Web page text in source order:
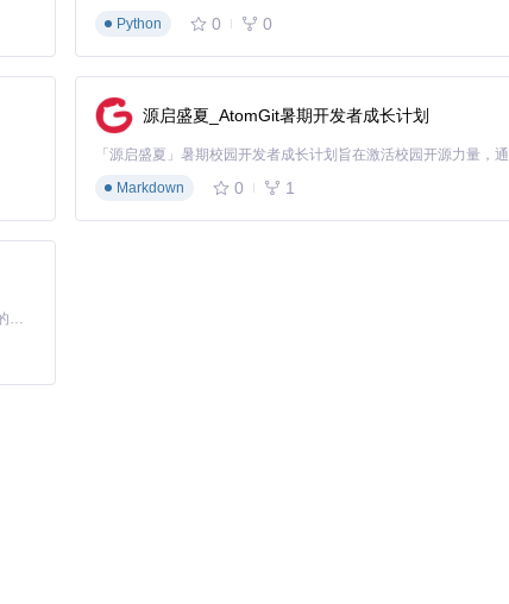
或相关社区讨论，获取解决方案。
from images.
Python
0 0
源启盛夏_AtomGit暑期开发者成长计划
Markdown
0 1
基于Python的Xiaozhi AI，适用于想要完整Xiaozhi体验而无需拥有专用硬件的用户。